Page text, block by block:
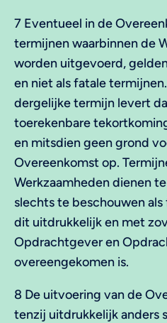
7 Eventueel in de
termijnen waarbinnen de
worden uitgevoerd,
en niet als fatale
dergelijke termijn levert
toerekenbare
en mitsdien geen grond
Overeenkomst op.
Werkzaamheden dienen
slechts te beschouwen
dit uitdrukkelijk en met
Opdrachtgever en
overeengekomen is.
8 De uitvoering van de
tenzij uitdrukkelijk anders